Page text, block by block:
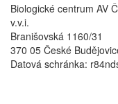
Biologické centrum AV
v.v.i.
Branišovská 1160/31
370 05 České
Datová schránka: